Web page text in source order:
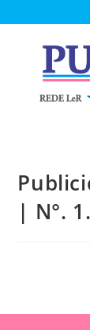
| N°.